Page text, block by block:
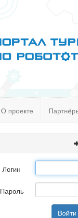
О проекте
Логин
Пароль
Войти